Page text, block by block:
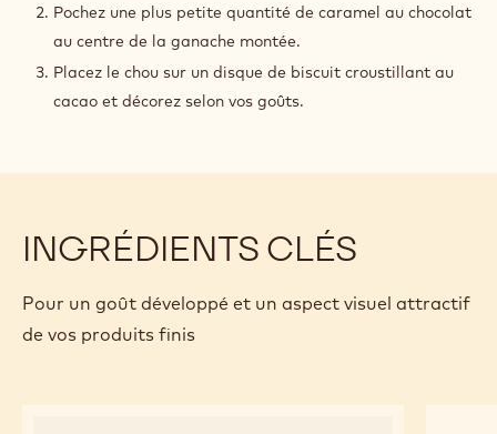
Pochez une plus petite quantité de caramel au chocolat
au centre de la ganache montée.
Placez le chou sur un disque de biscuit croustillant au
cacao et décorez selon vos goûts.
INGRÉDIENTS CLÉS
Pour un goût développé et un aspect visuel attractif
de vos produits finis